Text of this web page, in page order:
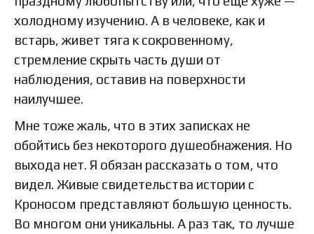
холодному изучению. А в человеке, как и
встарь, живет тяга к сокровенному,
стремление скрыть часть души от
наблюдения, оставив на поверхности
наилучшее.
Мне тоже жаль, что в этих записках не
обойтись без некоторого душеобнажения. Но
выхода нет. Я обязан рассказать о том, что
видел. Живые свидетельства истории с
Кроносом представляют большую ценность.
Во многом они уникальны. А раз так, то лучше